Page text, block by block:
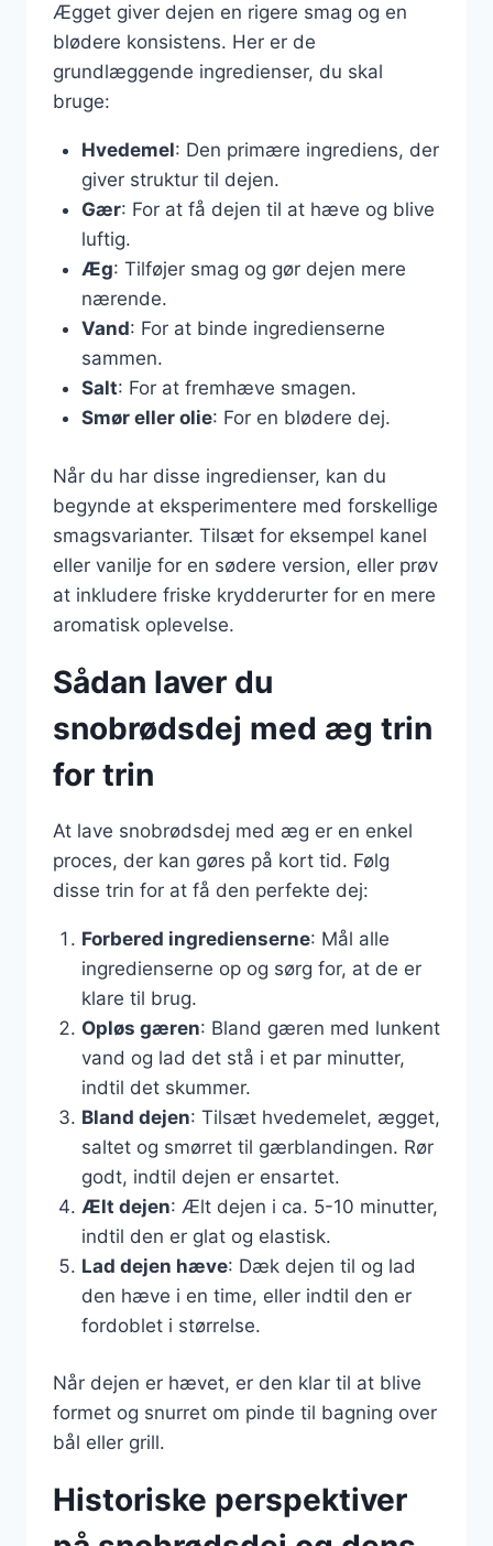
Ægget giver dejen en rigere smag og en
blødere konsistens. Her er de
grundlæggende ingredienser, du skal
bruge:
Hvedemel: Den primære ingrediens, der
giver struktur til dejen.
Gær: For at få dejen til at hæve og blive
luftig.
Æg: Tilføjer smag og gør dejen mere
nærende.
Vand: For at binde ingredienserne
sammen.
Salt: For at fremhæve smagen.
Smør eller olie: For en blødere dej.
Når du har disse ingredienser, kan du
begynde at eksperimentere med forskellige
smagsvarianter. Tilsæt for eksempel kanel
eller vanilje for en sødere version, eller prøv
at inkludere friske krydderurter for en mere
aromatisk oplevelse.
Sådan laver du
snobrødsdej med æg trin
for trin
At lave snobrødsdej med æg er en enkel
proces, der kan gøres på kort tid. Følg
disse trin for at få den perfekte dej:
Forbered ingredienserne: Mål alle
ingredienserne op og sørg for, at de er
klare til brug.
Opløs gæren: Bland gæren med lunkent
vand og lad det stå i et par minutter,
indtil det skummer.
Bland dejen: Tilsæt hvedemelet, ægget,
saltet og smørret til gærblandingen. Rør
godt, indtil dejen er ensartet.
Ælt dejen: Ælt dejen i ca. 5-10 minutter,
indtil den er glat og elastisk.
Lad dejen hæve: Dæk dejen til og lad
den hæve i en time, eller indtil den er
fordoblet i størrelse.
Når dejen er hævet, er den klar til at blive
formet og snurret om pinde til bagning over
bål eller grill.
Historiske perspektiver